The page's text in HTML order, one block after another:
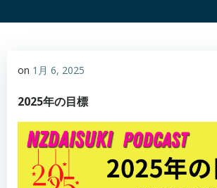
on 1月 6, 2025
2025年の目標